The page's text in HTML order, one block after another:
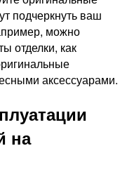
подчеркнуть ваш
можно
отделки, как
аксессуарами.
на